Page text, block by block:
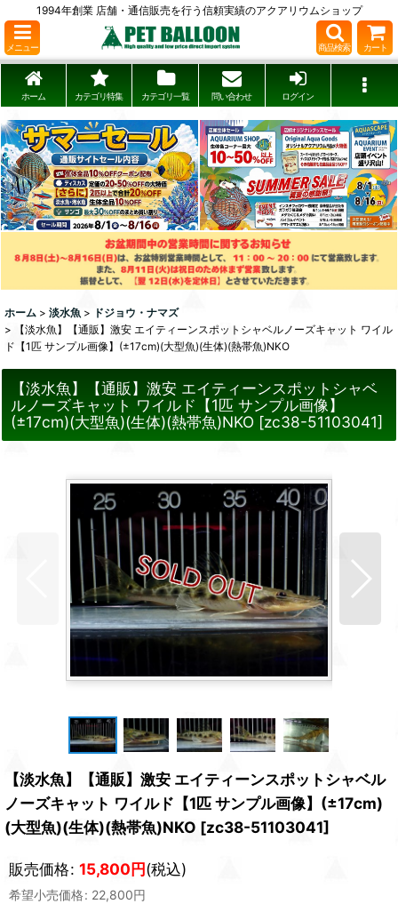
1994年創業 店舗・通信販売を行う信頼実績のアクアリウムショップ
メニュー 商品検索 カート
ホーム カテゴリ特集 カテゴリ一覧 問い合わせ ログイン
ホーム > 淡水魚 > ドジョウ・ナマズ
>
【淡水魚】【通販】激安 エイティーンスポットシャベルノーズキャット ワイル
ド【1匹 サンプル画像】(±17cm)(大型魚)(生体)(熱帯魚)NKO
【淡水魚】【通販】激安 エイティーンスポットシャベ
ルノーズキャット ワイルド【1匹 サンプル画像】
(±17cm)(大型魚)(生体)(熱帯魚)NKO [zc38-51103041]
【淡水魚】【通販】激安 エイティーンスポットシャベル
ノーズキャット ワイルド【1匹 サンプル画像】(±17cm)
(大型魚)(生体)(熱帯魚)NKO [zc38-51103041]
販売価格: 15,800円(税込)
希望小売価格: 22,800円